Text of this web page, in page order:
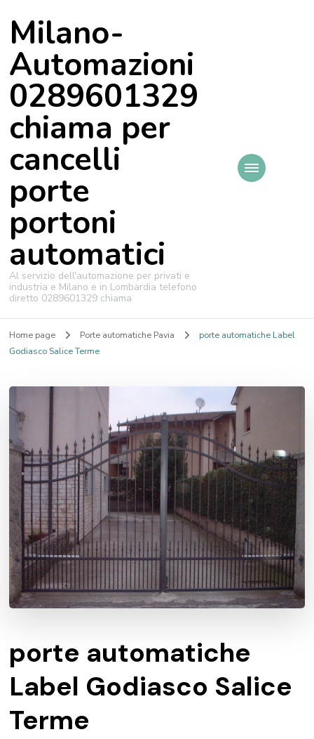
Milano-
Automazioni
0289601329
chiama per
cancelli
porte
portoni
automatici
Al servizio dell'automazione per privati e
industria e Milano e in Lombardia telefono
diretto 0289601329 chiama
Home page Porte automatiche Pavia
porte automatiche Label
Godiasco Salice Terme
porte automatiche
Label Godiasco Salice
Terme